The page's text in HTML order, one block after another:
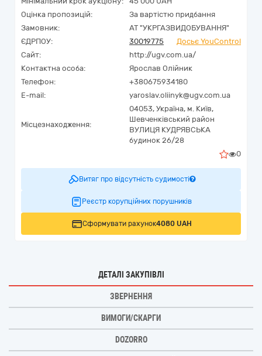
Оцінка пропозицій:
За вартістю придбання
Замовник:
АТ "УКРГАЗВИДОБУВАННЯ"
ЄДРПОУ:
30019775
Досьє YouControl
Сайт:
http://ugv.com.ua/
Контактна особа:
Ярослав Олійник
Телефон:
+380675934180
E-mail:
yaroslav.oliinyk@ugv.com.ua
Місцезнаходження:
04053, Україна, м. Київ,
Шевченківський район
ВУЛИЦЯ КУДРЯВСЬКА
будинок 26/28
0
Витяг про відсутність судимості
Реєстр корупційних порушників
Сформувати рахунок4080 UAH
ДЕТАЛІ ЗАКУПІВЛІ
ЗВЕРНЕННЯ
ВИМОГИ/СКАРГИ
DOZORRO